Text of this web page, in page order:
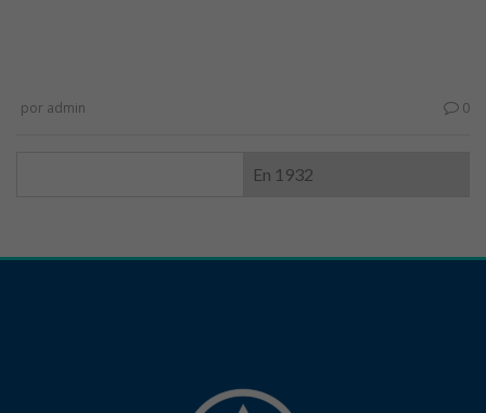
por admin 0
En 1932